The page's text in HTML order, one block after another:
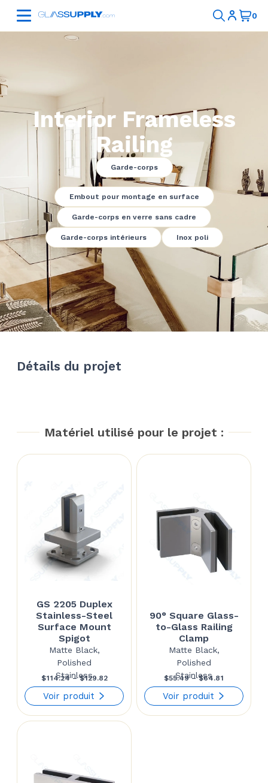
Interior Frameless
Railing
Garde-corps
Embout pour montage en surface
Garde-corps en verre sans cadre
Garde-corps intérieurs Inox poli
Détails du projet
Matériel utilisé pour le projet :
GS 2205 Duplex
Stainless-Steel
Surface Mount
Spigot
Matte Black,
Polished
Stainless
$114.24 – $129.82Price
range:
$114.24
through
Voir produit
90° Square Glass-
to-Glass Railing
Clamp
Matte Black,
Polished
Stainless
$55.49 – $64.81
range:
$55.49
Voir produit